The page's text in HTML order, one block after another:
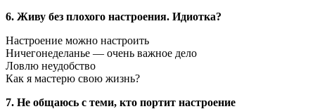
6. Живу без плохого настроения. Идиотка?
Настроение можно настроить
Ничегонеделанье — очень важное дело
Ловлю неудобство
Как я мастерю свою жизнь?
7. Не общаюсь с теми, кто портит настроение